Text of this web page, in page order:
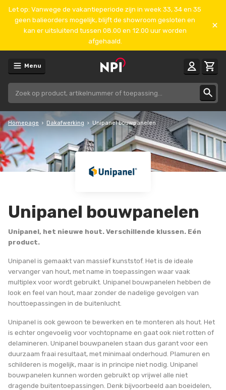
Let op: Vanwege de vakantieperiode zijn in week 33, 34 en 35
geen balieorders mogelijk, blijft de showroom gesloten en
kan er uitsluitend tussen 08.00 en 12.00 uur worden
afgehaald.
Menu
Homepage Dakafwerking Unipanel bouwpanelen
Unipanel bouwpanelen
Unipanel, het nieuwe hout. Verschillende klussen. Eén
product.
Unipanel is gemaakt van massief kunststof. Het is de ideale
vervanger van hout, met name in toepassingen waar vaak
multiplex voor wordt gebruikt. Unipanel bouwpanelen hebben de
look en feel van hout, maar zonder de nadelige gevolgen van
houttoepassingen in de buitenlucht.
Unipanel is ook gewoon te bewerken en te monteren als hout. Het
is echter ongevoelig voor vochtopname en gaat ook niet rotten of
delamineren. Unipanel bouwpanelen staan dus garant voor een
duurzaam fraai resultaat, met minimaal onderhoud. Plamuren en
schilderen is mogelijk, maar is in principe niet nodig. Unipanel
bouwpanelen kunnen worden gebruikt op vrijwel alle niet
dragende buitentoepassingen. Denk bijvoorbeeld aan boeidelen,